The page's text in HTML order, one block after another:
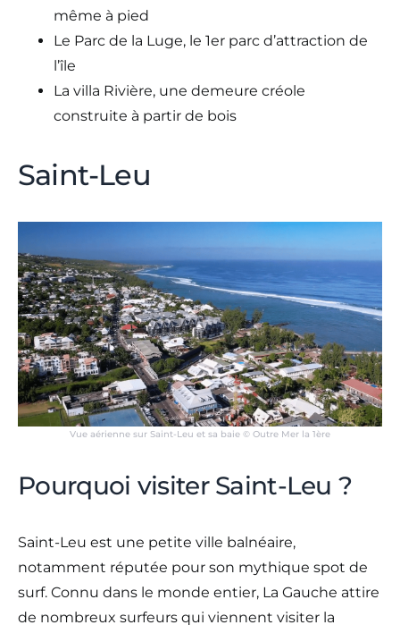
même à pied
Le Parc de la Luge, le 1er parc d’attraction de
l’île
La villa Rivière, une demeure créole
construite à partir de bois
Saint-Leu
Vue aérienne sur Saint-Leu et sa baie © Outre Mer la 1ère
Pourquoi visiter Saint-Leu ?
Saint-Leu est une petite ville balnéaire,
notamment réputée pour son mythique spot de
surf. Connu dans le monde entier, La Gauche attire
de nombreux surfeurs qui viennent visiter la